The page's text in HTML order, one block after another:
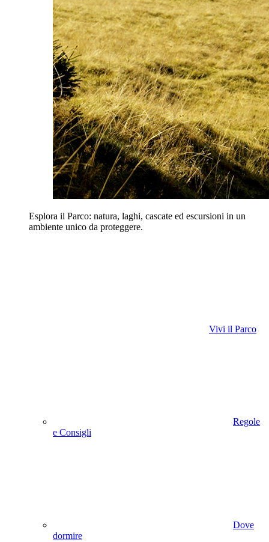
Esplora il Parco: natura, laghi, cascate ed escursioni in un
ambiente unico da proteggere.
Vivi il Parco
Regole
e Consigli
Dove
dormire